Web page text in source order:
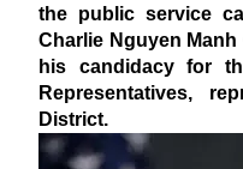
the public service
Charlie Nguyen
his candidacy for
Representatives,
District.